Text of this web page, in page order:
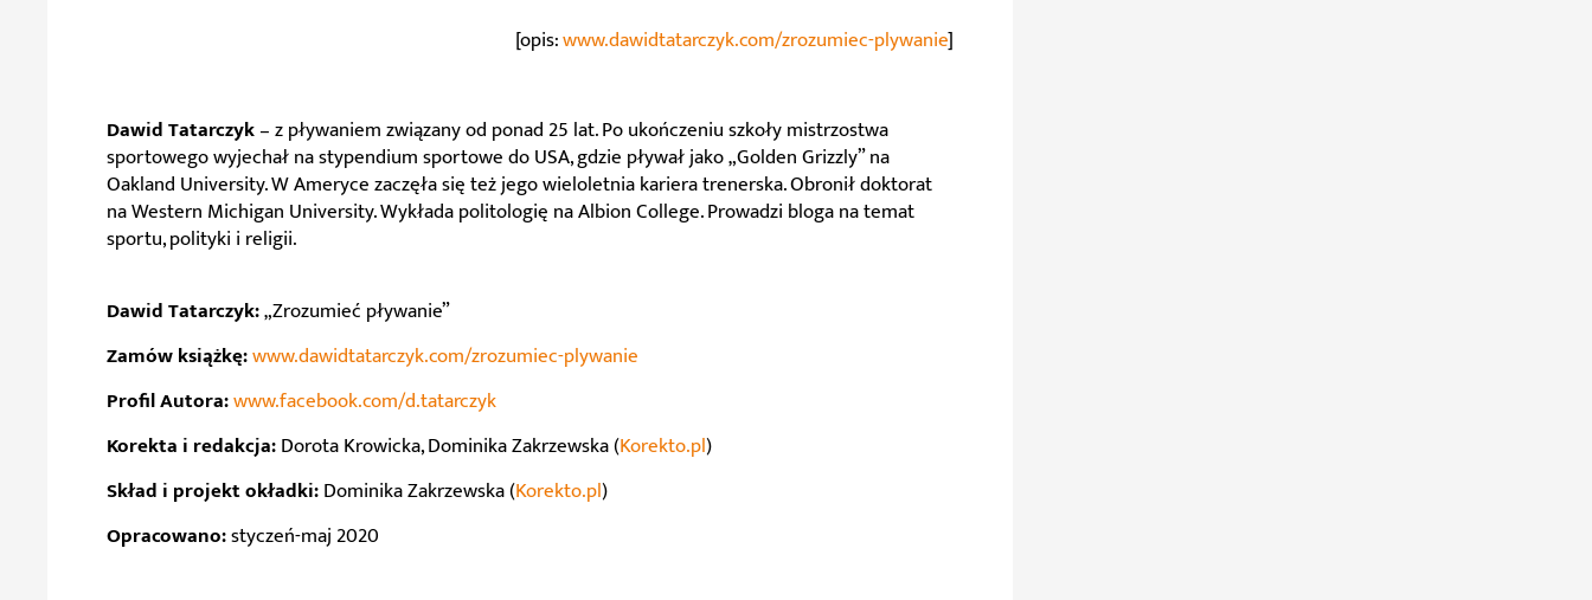
[opis:www.dawidtatarczyk.com/zrozumiec-plywanie]
Dawid Tatarczyk– z pływaniem związany od ponad 25 lat. Po ukończeniu szkoły mistrzostwa
sportowego wyjechał na stypendium sportowe do USA, gdzie pływał jako „Golden Grizzly” na
Oakland University. W Ameryce zaczęła się też jego wieloletnia kariera trenerska. Obronił doktorat
na Western Michigan University. Wykłada politologię na Albion College. Prowadzi bloga na temat
sportu, polityki i religii.
Dawid Tatarczyk:„Zrozumieć pływanie”
Zamów książkę:www.dawidtatarczyk.com/zrozumiec-plywanie
Profil Autora:www.facebook.com/d.tatarczyk
Korekta i redakcja:Dorota Krowicka, Dominika Zakrzewska (Korekto.pl)
Skład i projekt okładki:Dominika Zakrzewska (Korekto.pl)
Opracowano:styczeń-maj 2020